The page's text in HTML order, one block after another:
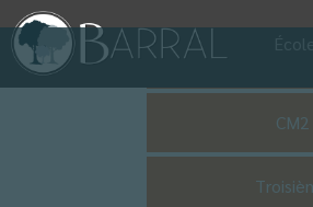
CM2